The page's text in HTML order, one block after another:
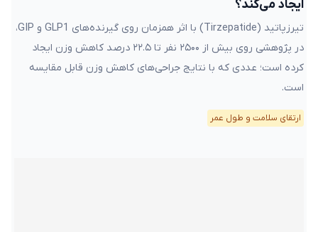
ایجاد می‌کند؟
تیرزپاتید (Tirzepatide) با اثر همزمان روی گیرنده‌های GLP1 و GIP،
در پژوهشی روی بیش از ۲۵۰۰ نفر تا ۲۲.۵ درصد کاهش وزن ایجاد
کرده است؛ عددی که با نتایج جراحی‌های کاهش وزن قابل مقایسه
است.
ارتقای سلامت و طول عمر